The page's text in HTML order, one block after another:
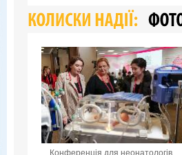
Конференція для неонатологів